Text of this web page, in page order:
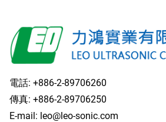
電話: +886-2-89706260
傳真: +886-2-89706250
E-mail: leo@leo-sonic.com